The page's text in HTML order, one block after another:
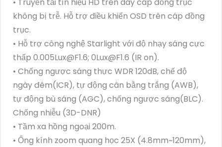
• Truyền tải tín hiệu HD trên dây cáp đồng trục
không bị trễ. Hỗ trợ điều khiển OSD trên cáp đồng
trục.
• Hỗ trợ công nghệ Starlight với độ nhạy sáng cực
thấp 0.005Lux@F1.6; 0Lux@F1.6 (IR on).
• Chống ngược sáng thực WDR 120dB, chế độ
ngày đêm(ICR), tự động cân bằng trắng (AWB),
tự động bù sáng (AGC), chống ngược sáng(BLC).
Chống nhiễu (3D-DNR)
• Tầm xa hồng ngoại 200m.
• Ống kính zoom quang học 25X (4.8mm~120mm),